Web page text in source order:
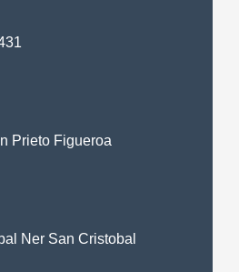
Prieto Figueroa
Ner San Cristobal